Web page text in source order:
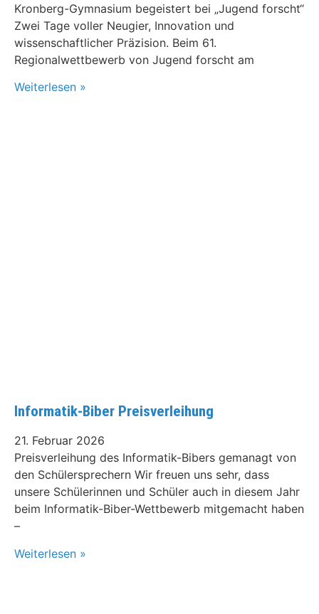
Kronberg-Gymnasium begeistert bei „Jugend forscht“
Zwei Tage voller Neugier, Innovation und
wissenschaftlicher Präzision. Beim 61.
Regionalwettbewerb von Jugend forscht am
Weiterlesen »
Informatik-Biber Preisverleihung
21. Februar 2026
Preisverleihung des Informatik-Bibers gemanagt von
den Schülersprechern Wir freuen uns sehr, dass
unsere Schülerinnen und Schüler auch in diesem Jahr
beim Informatik-Biber-Wettbewerb mitgemacht haben
–
Weiterlesen »